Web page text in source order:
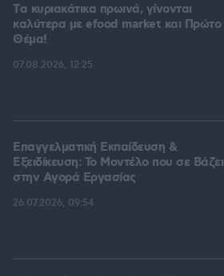
Tα κυριακάτικα πρωινά, γίνονται
καλύτερα με efood market και Πρώτο
Θέμα!
07.08.2026, 12:25
Επαγγελματική Εκπαίδευση &
Εξειδίκευση: Το Mοντέλο που σε Bάζει
στην Aγορά Eργασίας
26.07.2026, 09:54